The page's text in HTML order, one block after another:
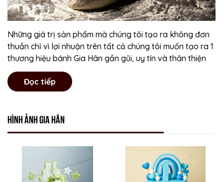
Những giá trị sản phẩm mà chúng tôi tạo ra không đơn
thuần chỉ vì lợi nhuận trên tất cả chúng tôi muốn tạo ra 1
thương hiệu bánh Gia Hân gần gũi, uy tín và thân thiện
Đọc tiếp
Hình ảnh Gia Hân